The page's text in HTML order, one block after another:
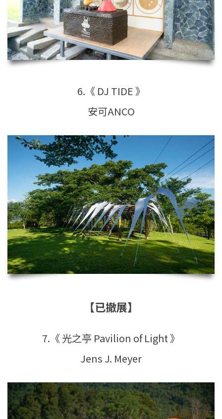
6.《 DJ TIDE 》
安可ANCO
【已撤展】
7.《 光之亭 Pavilion of Light 》
Jens J. Meyer